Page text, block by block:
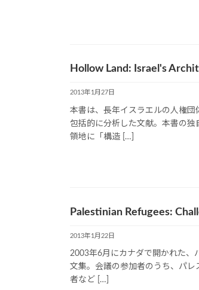
Hollow Land: Israel's
2013年1月27日
本書は、長年イスラエルの人権
包括的に分析した文献。本書の
領地に「構造 […]
Palestinian Refugees:
2013年1月22日
2003年6月にカナダで開かれた、
文集。会議の参加者のうち、パ
者など […]